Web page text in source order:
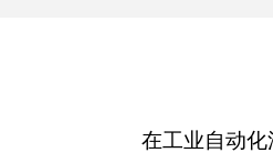
在工业自动